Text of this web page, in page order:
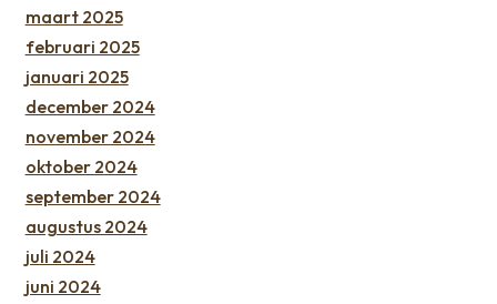
maart 2025
februari 2025
januari 2025
december 2024
november 2024
oktober 2024
september 2024
augustus 2024
juli 2024
juni 2024